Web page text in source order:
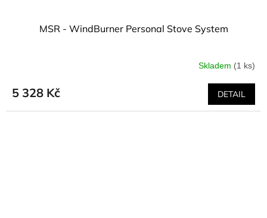
MSR - WindBurner Personal Stove System
Skladem (1 ks)
5 328 Kč DETAIL